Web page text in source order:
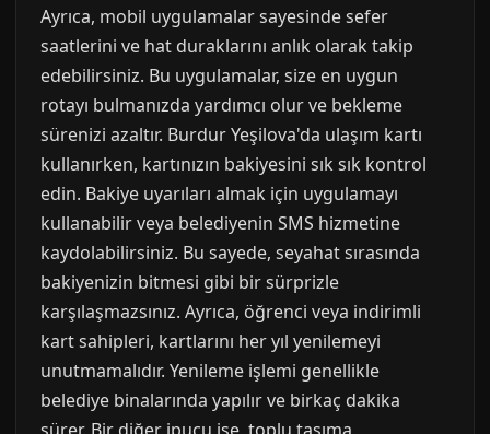
Ayrıca, mobil uygulamalar sayesinde sefer
saatlerini ve hat duraklarını anlık olarak takip
edebilirsiniz. Bu uygulamalar, size en uygun
rotayı bulmanızda yardımcı olur ve bekleme
sürenizi azaltır. Burdur Yeşilova'da ulaşım kartı
kullanırken, kartınızın bakiyesini sık sık kontrol
edin. Bakiye uyarıları almak için uygulamayı
kullanabilir veya belediyenin SMS hizmetine
kaydolabilirsiniz. Bu sayede, seyahat sırasında
bakiyenizin bitmesi gibi bir sürprizle
karşılaşmazsınız. Ayrıca, öğrenci veya indirimli
kart sahipleri, kartlarını her yıl yenilemeyi
unutmamalıdır. Yenileme işlemi genellikle
belediye binalarında yapılır ve birkaç dakika